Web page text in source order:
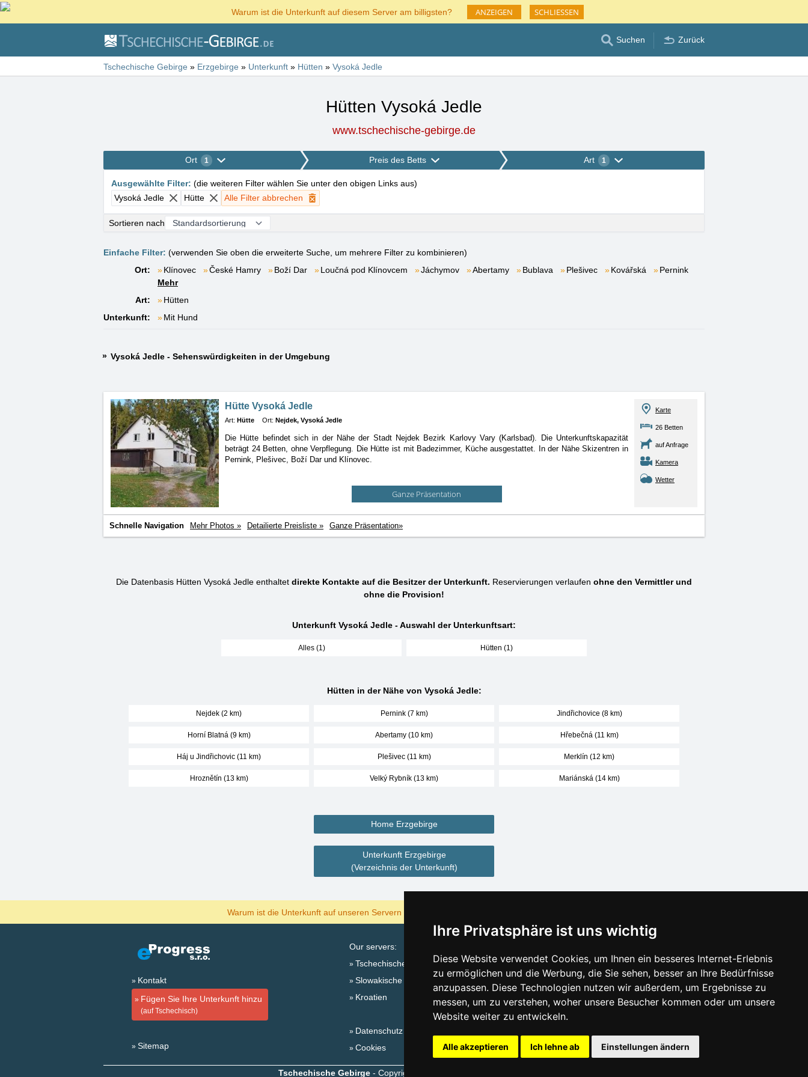
Ihre Privatsphäre ist uns wichtig
Diese Website verwendet Cookies, um Ihnen ein besseres Internet-Erlebnis
zu ermöglichen und die Werbung, die Sie sehen, besser an Ihre Bedürfnisse
anzupassen. Diese Technologien nutzen wir außerdem, um Ergebnisse zu
messen, um zu verstehen, woher unsere Besucher kommen oder um unsere
Website weiter zu entwickeln.
Alle akzeptieren Ich lehne ab Einstellungen ändern
Warum ist die Unterkunft auf diesem Server am billigsten? ANZEIGEN SCHLIESSEN
Suchen Zurück
Tschechische Gebirge » Erzgebirge » Unterkunft » Hütten » Vysoká Jedle
Hütten Vysoká Jedle
www.tschechische-gebirge.de
Ort 1 Preis des Betts Art 1
Ausgewählte Filter: (die weiteren Filter wählen Sie unter den obigen Links aus)
Vysoká Jedle
Hütte Alle Filter abbrechen
Sortieren nach
Einfache Filter: (verwenden Sie oben die erweiterte Suche, um mehrere Filter zu kombinieren)
Ort:
Klínovec České Hamry Boží Dar Loučná pod Klínovcem Jáchymov Abertamy Bublava Plešivec Kovářská
Pernink
Mehr
Art:
Hütten
Unterkunft:
Mit Hund
Vysoká Jedle - Sehenswürdigkeiten in der Umgebung
Hütte Vysoká Jedle
Art: Hütte Ort: Nejdek, Vysoká Jedle
Die Hütte befindet sich in der Nähe der Stadt Nejdek Bezirk Karlovy Vary (Karlsbad). Die Unterkunftskapazität
beträgt 24 Betten, ohne Verpflegung. Die Hütte ist mit Badezimmer, Küche ausgestattet. In der Nähe Skizentren in
Pernink, Plešivec, Boží Dar und Klínovec.
Ganze Präsentation
Karte
26 Betten
auf Anfrage
Kamera
Wetter
Schnelle Navigation Mehr Photos » Detailierte Preisliste » Ganze Präsentation»
Die Datenbasis Hütten Vysoká Jedle enthaltet direkte Kontakte auf die Besitzer der Unterkunft. Reservierungen verlaufen ohne den Vermittler und
ohne die Provision!
Unterkunft Vysoká Jedle - Auswahl der Unterkunftsart:
Alles (1) Hütten (1)
Hütten in der Nähe von Vysoká Jedle:
Nejdek (2 km) Pernink (7 km) Jindřichovice (8 km)
Horní Blatná (9 km) Abertamy (10 km) Hřebečná (11 km)
Háj u Jindřichovic (11 km) Plešivec (11 km) Merklín (12 km)
Hroznětín (13 km) Velký Rybník (13 km) Mariánská (14 km)
Home Erzgebirge
Unterkunft Erzgebirge
(Verzeichnis der Unterkunft)
Warum ist die Unterkunft auf unseren Servern am billigsten?
Kontakt
Fügen Sie Ihre Unterkunft hinzu
(auf Tschechisch)
Sitemap
Our servers:
Tschechische Gebirge
Slowakische Gebirge
Kroatien
Datenschutz
Cookies
Lastminute Erzgebirge
Saisonlinks:
Silvester Erzgebirge
Silvester im Gebirge 2025/26
Badeplätze
Tschechische Gebirge - Copyright © 1999-2026